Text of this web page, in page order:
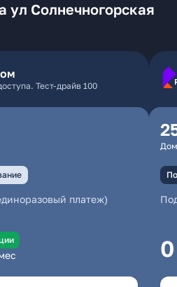
Солнечногорская
Тест-драйв 100
платеж)
0